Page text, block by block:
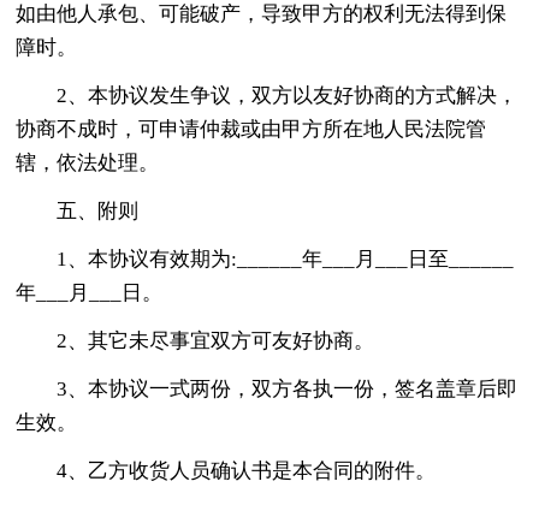
如由他人承包、可能破产，导致甲方的权利无法得到保
障时。
2、本协议发生争议，双方以友好协商的方式解决，
协商不成时，可申请仲裁或由甲方所在地人民法院管
辖，依法处理。
五、附则
1、本协议有效期为:______年___月___日至______
年___月___日。
2、其它未尽事宜双方可友好协商。
3、本协议一式两份，双方各执一份，签名盖章后即
生效。
4、乙方收货人员确认书是本合同的附件。